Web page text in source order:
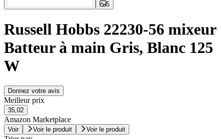
5
Russell Hobbs 22230-56 mixeur
Batteur à main Gris, Blanc 125
W
Donnez votre avis
Meilleur prix
35,02
Amazon Marketplace
Voir Voir le produit Voir le produit